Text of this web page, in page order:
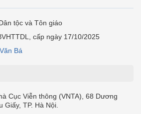
tộc và Tôn giáo
cấp ngày 17/10/2025
Bá
Cục Viễn thông (VNTA), 68 Dương
TP. Hà Nội.